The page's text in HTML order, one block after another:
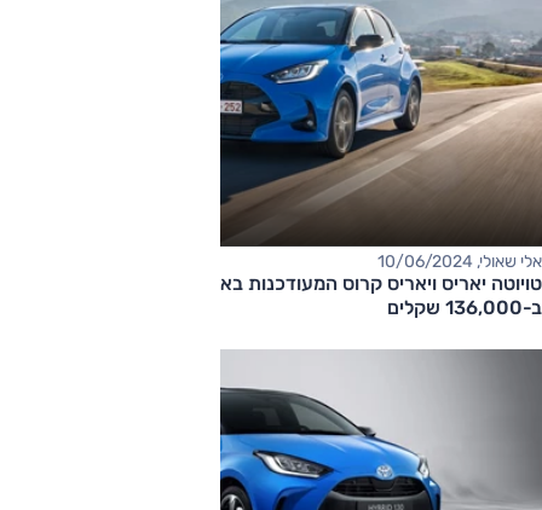
אלי שאולי, 10/06/2024
טויוטה יאריס ויאריס קרוס המעודכנות בארץ: המחיר החל
ב-136,000 שקלים